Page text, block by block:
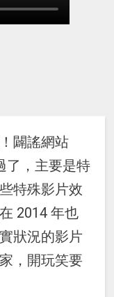
闢謠網站
了，主要是特
特殊影片效
2014 年也
狀況的影片
，開玩笑要